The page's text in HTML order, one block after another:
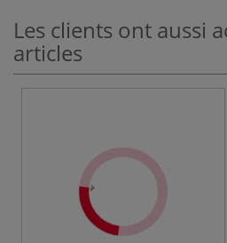
Les clients ont aussi
articles